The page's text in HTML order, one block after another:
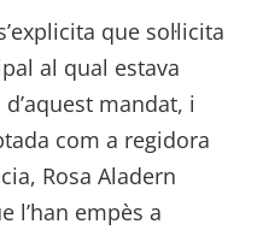
que sol·licita
al qual estava
mandat, i
com a regidora
Rosa Aladern
l’han empès a